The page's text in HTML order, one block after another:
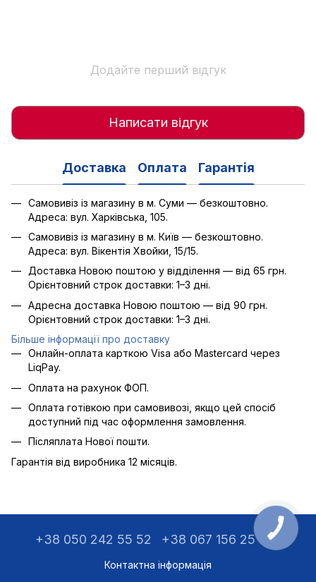
Додайте перший відгук
Написати відгук
Доставка Оплата Гарантія
Самовивіз із магазину в м. Суми — безкоштовно.
Адреса: вул. Харківська, 105.
Самовивіз із магазину в м. Київ — безкоштовно.
Адреса: вул. Вікентія Хвойки, 15/15.
Доставка Новою поштою у відділення — від 65 грн.
Орієнтовний строк доставки: 1–3 дні.
Адресна доставка Новою поштою — від 90 грн.
Орієнтовний строк доставки: 1–3 дні.
Більше інформації про доставку
Онлайн-оплата карткою Visa або Mastercard через
LiqPay.
Оплата на рахунок ФОП.
Оплата готівкою при самовивозі, якщо цей спосіб
доступний під час оформлення замовлення.
Післяплата Нової пошти.
Гарантія від виробника 12 місяців.
+38 050 242 55 52 +38 067 156 25 75
Контактна інформація